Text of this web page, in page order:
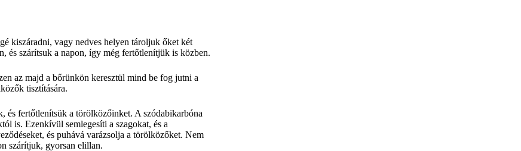
kiszáradni, vagy nedves helyen tároljuk őket két
és szárítsuk a napon, így még fertőtlenítjük is közben.
az majd a bőrünkön keresztül mind be fog jutni a
tisztítására.
és fertőtlenítsük a törölközőinket. A szódabikarbóna
is. Ezenkívül semlegesíti a szagokat, és a
és puhává varázsolja a törölközőket. Nem
szárítjuk, gyorsan elillan.